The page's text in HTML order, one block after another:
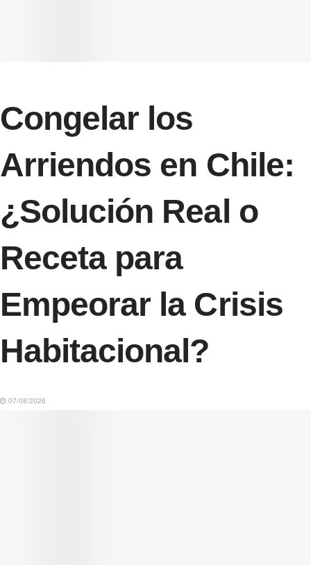
Congelar los
Arriendos en Chile:
¿Solución Real o
Receta para
Empeorar la Crisis
Habitacional?
07/08/2026